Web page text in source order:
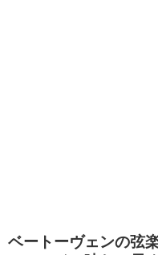
ベートーヴェンの弦